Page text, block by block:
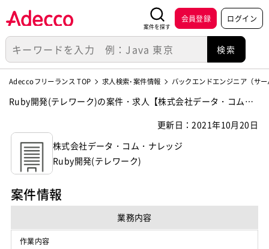
案件を探す
会員登録 ログイン
Adeccoフリーランス TOP 求人検索･案件情報 バックエンドエンジニア（サ
Ruby開発(テレワーク)の案件・求人【株式会社データ・コム・
更新日：2021年10月20日
株式会社データ・コム・ナレッジ
Ruby開発(テレワーク)
案件情報
業務内容
作業内容